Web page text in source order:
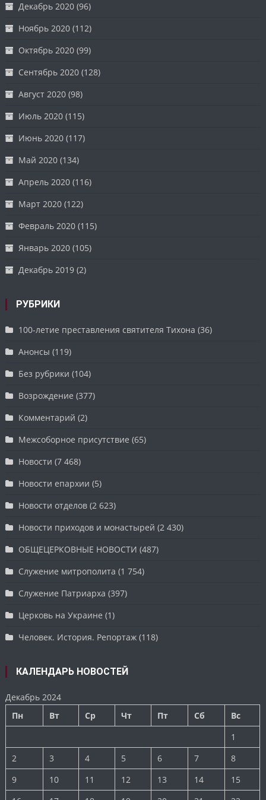
Декабрь 2020 (96)
Ноябрь 2020 (112)
Октябрь 2020 (99)
Сентябрь 2020 (128)
Август 2020 (98)
Июль 2020 (115)
Июнь 2020 (117)
Май 2020 (134)
Апрель 2020 (116)
Март 2020 (122)
Февраль 2020 (115)
Январь 2020 (105)
Декабрь 2019 (2)
РУБРИКИ
100-летие преставления святителя Тихона (36)
Анонсы (119)
Без рубрики (104)
Возрождение (377)
Комментарий (2)
Межсоборное присутствие (65)
Новости (7 468)
Новости епархии (5)
Новости отделов (2 623)
Новости приходов и монастырей (2 430)
ОБЩЕЦЕРКОВНЫЕ НОВОСТИ (487)
Служение митрополита (1 754)
Служение Патриарха (397)
Церковь на Украине (1)
Человек. История. Репортаж (118)
КАЛЕНДАРЬ НОВОСТЕЙ
Декабрь 2024
Пн
Вт Ср Чт Пт Сб
Вс
1
2
3 4 5 6 7
8
9
10 11 12 13 14
15